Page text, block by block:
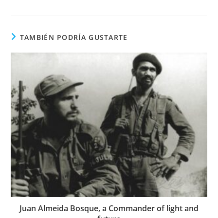
TAMBIÉN PODRÍA GUSTARTE
Juan Almeida Bosque, a Commander of light and